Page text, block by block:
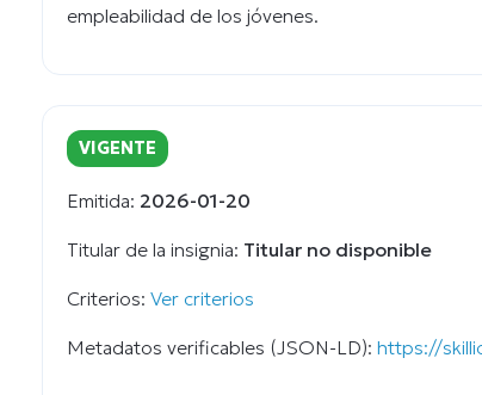
empleabilidad de los jóvenes.
VIGENTE
Emitida: 2026-01-20
Titular de la insignia: Titular no disponible
Criterios: Ver criterios
Metadatos verificables (JSON-LD): https://